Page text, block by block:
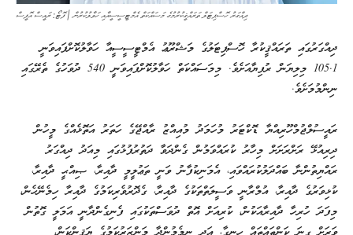
ދިއްގަރު ހޮސްޕިޓަލް ތަރައްޤީކުރުމުގެ މަސައްކަތް އެމްޓީސީސީއާއި ހަވާލުކުރުން | ފޮޓޯ: ރައީސް އޮފީސް
ދިއްގަރުގައި ތަރައްޤީކުރާ ހޮސްޕިޓަލުގެ މަޝްރޫޢު އެމްޓީސީސީއާ ހަވާލުކޮށްފައިވަނީ
105.1 މިލިޔަން ރުފިޔާއަށެވެ. މިމަސައްކަތް ހަވާލުކޮށްފައިވަނީ 540 ދުވަހުގެ ތެރޭގައި
ނިންމުމަށެވެ.
ރައީސުލްޖުމްހޫރިއްޔާ ޑޮކްޓަރު މުހަމަދު މުއިއްޒު ރާއްޖޭގެ ހަތަރު އަތޮޅެއްގެ މީހުން
ދިރިއުޅޭ ރަށްރަށަށް މިހާރު ކުރައްވަމުން ގެންދަވާ ދަތުރުފުޅުގައި މިއަދު ދިއްގަރު
ރައްޔިތުންނާ ބައްދަލުކުރައްވައި، އެމަނިކުފާނު ވަނީ ތަޢުލީމީ ދާއިރާ، ޞިއްޙީ ދާއިރާ،
ކުޅިވަރުގެ ދާއިރާ، އުމްރާނީ ވަސީލަތްތަކުގެ ދާއިރާ، ގެދޮރުވެރިކަމުގެ ދާއިރާ ހިމެނޭހެން،
މިފަދަ ހުރިހާ ދާއިރާއަކުން، ކުރިއަށް އޮތް ދުވަސްތަކުގައި ފެނިގެންދާނީ އަމަލީ ގޮތުން